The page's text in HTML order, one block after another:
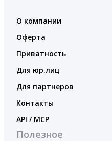
О компании
Оферта
Приватность
Для юр.лиц
Для партнеров
Контакты
API / MCP
Полезное